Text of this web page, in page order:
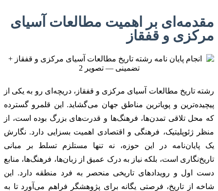
مقدمه‌ای بر اهمیت مطالعات آسیای
مرکزی و قفقاز
رشته تاریخ مطالعات آسیای مرکزی و قفقاز، دریچه‌ای رو به یکی از
پیچیده‌ترین و پویاترین مناطق جهان می‌گشاید. این قلمرو گسترده
که محل تلاقی تمدن‌ها، فرهنگ‌ها و قدرت‌های بزرگ بوده است، از
منظر ژئوپلیتیک، فرهنگی و اقتصادی اهمیت بسزایی دارد. نگارش
یک پایان‌نامه در این حوزه، نه تنها مستلزم تسلط بر مبانی
تاریخ‌نگاری است، بلکه نیاز به درک عمیق از زبان‌ها، فرهنگ‌ها، منابع
دست اول و رویدادهای تاریخی منحصر به فرد منطقه دارد. این
شاخه از تاریخ، فرصتی یگانه برای پژوهشگر فراهم می‌آورد تا به